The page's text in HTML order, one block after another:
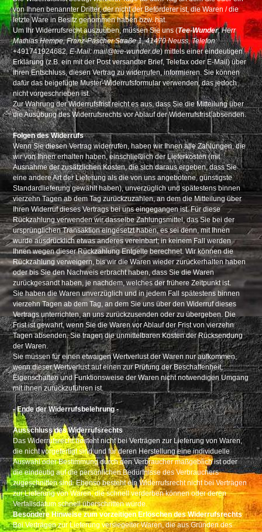
von Ihnen benannter Dritter, der nicht der Beförderer ist, die Waren / die
letzte Ware in Besitz genommen haben bzw. hat.
Um Ihr Widerrufsrecht auszuüben, müssen Sie uns (Tee-Wunder, Herr
Mathias Hempe, Franz-Pascher Straße 1, 41470 Neuss, Telefon:
+491741924682, E-Mail: mail@tee-wunder.de) mittels einer eindeutigen
Erklärung (z.B. ein mit der Post versandter Brief, Telefax oder E-Mail) über
Ihren Entschluss, diesen Vertrag zu widerrufen, informieren. Sie können
dafür das beigefügte Muster-Widerrufsformular verwenden, das jedoch
nicht vorgeschrieben ist.
Zur Wahrung der Widerrufsfrist reicht es aus, dass Sie die Mitteilung über
die Ausübung des Widerrufsrechts vor Ablauf der Widerrufsfrist absenden.
Folgen des Widerrufs
Wenn Sie diesen Vertrag widerrufen, haben wir Ihnen alle Zahlungen, die
wir von Ihnen erhalten haben, einschließlich der Lieferkosten (mit
Ausnahme der zusätzlichen Kosten, die sich daraus ergeben, dass Sie
eine andere Art der Lieferung als die von uns angebotene, günstigste
Standardlieferung gewählt haben), unverzüglich und spätestens binnen
vierzehn Tagen ab dem Tag zurückzuzahlen, an dem die Mitteilung über
Ihren Widerruf dieses Vertrags bei uns eingegangen ist. Für diese
Rückzahlung verwenden wir dasselbe Zahlungsmittel, das Sie bei der
ursprünglichen Transaktion eingesetzt haben, es sei denn, mit Ihnen
wurde ausdrücklich etwas anderes vereinbart; in keinem Fall werden
Ihnen wegen dieser Rückzahlung Entgelte berechnet. Wir können die
Rückzahlung verweigern, bis wir die Waren wieder zurückerhalten haben
oder bis Sie den Nachweis erbracht haben, dass Sie die Waren
zurückgesandt haben, je nachdem, welches der frühere Zeitpunkt ist.
Sie haben die Waren unverzüglich und in jedem Fall spätestens binnen
vierzehn Tagen ab dem Tag, an dem Sie uns über den Widerruf dieses
Vertrags unterrichten, an uns zurückzusenden oder zu übergeben. Die
Frist ist gewahrt, wenn Sie die Waren vor Ablauf der Frist von vierzehn
Tagen absenden. Sie tragen die unmittelbaren Kosten der Rücksendung
der Waren.
Sie müssen für einen etwaigen Wertverlust der Waren nur aufkommen,
wenn dieser Wertverlust auf einen zur Prüfung der Beschaffenheit,
Eigenschaften und Funktionsweise der Waren nicht notwendigen Umgang
mit ihnen zurückzuführen ist.
- Ende der Widerrufsbelehrung -
Ausschluss des Widerrufsrechts
Das Widerrufsrecht besteht nicht bei Verträgen zur Lieferung von Waren,
die nicht vorgefertigt sind und für deren Herstellung eine individuelle
Auswahl oder Bestimmung durch den Verbraucher maßgeblich ist oder
die eindeutig auf die persönlichen Bedürfnisse des Verbrauchers
zugeschnitten sind. Ebenso besteht ein Widerrufsrecht nicht bei Verträgen
zur Lieferung von Waren, die schnell verderben können oder deren
Verfallsdatum schnell überschritten würde.
Besondere Hinweise zum vorzeitigen Erlöschen des Widerrufsrechts
Bei Verträgen zur Lieferung versiegelter Waren, die aus Gründen des